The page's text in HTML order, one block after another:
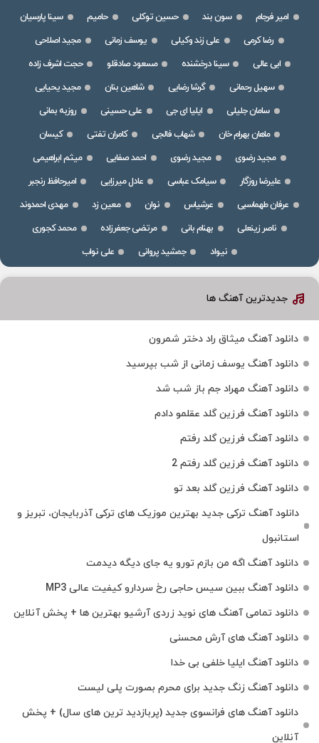
امیر فرجام
سون بند حسین توکلی حامیم
سینا پارسیان
رضا کرمی
علی زند وکیلی یوسف زمانی
مجید اصلاحی
ابی عالی
سینا درخشنده مسعود صادقلو
حجت اشرف زاده
سهیل رحمانی
گرشا رضایی شاهین بنان
مجید یحیایی
سامان جلیلی
ایلیا ای جی علی حسینی
روزبه بمانی
ماهان بهرام خان
شهاب فالجی کامران تفتی
کیسان
مجید رضوی
مجید رضوی احمد صفایی
میثم ابراهیمی
علیرضا روزگار
سیامک عباسی عادل میرزایی
امیرحافظ رنجبر
عرفان طهماسبی
عرشیاس نوان معین زد
مهدی احمدوند
ناصر زینعلی
بهنام بانی مرتضی جعفرزاده
محمد کجوری
نیواد
جمشید پروانی علی نواب
جدیدترین آهنگ ها
دانلود آهنگ میثاق راد دختر شمرون
دانلود آهنگ یوسف زمانی از شب بپرسید
دانلود آهنگ مهراد جم باز شب شد
دانلود آهنگ فرزین گلد عقلمو دادم
دانلود آهنگ فرزین گلد رفتم
دانلود آهنگ فرزین گلد رفتم 2
دانلود آهنگ فرزین گلد بعد تو
دانلود آهنگ ترکی جدید بهترین موزیک‌ های ترکی آذربایجان، تبریز و
استانبول
دانلود آهنگ اگه من بازم تورو یه جای دیگه دیدمت
دانلود آهنگ ببین سیس حاجی رخ سردارو کیفیت عالی MP3
دانلود تمامی آهنگ های نوید زردی آرشیو بهترین ها + پخش آنلاین
دانلود آهنگ های آرش محسنی
دانلود آهنگ ایلیا خلفی بی خدا
دانلود آهنگ زنگ جدید برای محرم بصورت پلی لیست
دانلود آهنگ های فرانسوی جدید (پربازدید ترین های سال) + پخش
آنلاین